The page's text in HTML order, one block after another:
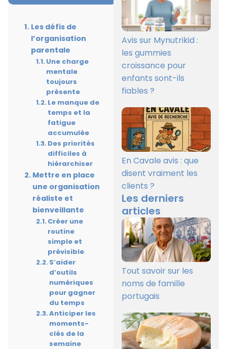
Les défis de
l’organisation
parentale
Une charge
mentale
toujours
présente
Le manque de
temps et la
fatigue
accumulée
Des priorités
difficiles à
hiérarchiser
Mettre en place
une organisation
réaliste et
bienveillante
Créer une
routine
simple et
prévisible
S’aider
d’outils
numériques
pour gagner
du temps
Anticiper les
moments-
clés de la
semaine
Avis sur Mynutrikid :
les gummies
croissance pour
enfants sont-ils
fiables ?
En Cavale avis : que
disent vraiment les
clients ?
Les derniers
articles
Tout savoir sur les
noms de famille
portugais